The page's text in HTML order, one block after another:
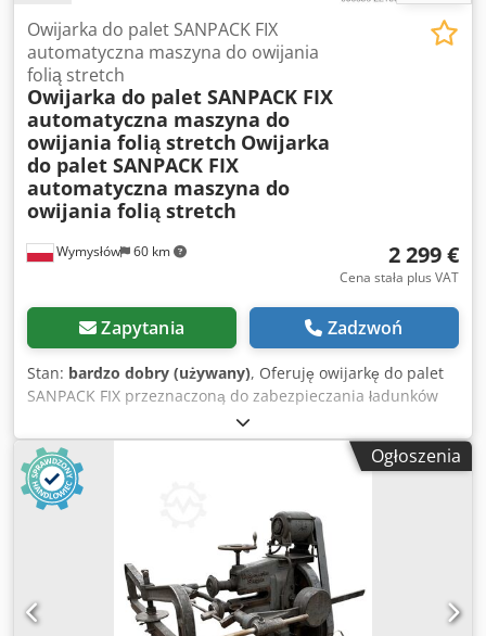
Wymysłów 60 km
Owijarka do palet SANPACK FIX
automatyczna maszyna do owijania
folią stretch
Owijarka do palet SANPACK FIX
automatyczna maszyna do
owijania folią stretch Owijarka
do palet SANPACK FIX
automatyczna maszyna do
owijania folią stretch
2 299 €
Cena stała plus VAT
Zapytania Zadzwoń
Stan: bardzo dobry (używany), Oferuję owijarkę do palet
SANPACK FIX przeznaczoną do zabezpieczania ładunków
folią stretch podczas magazynowania i transportu. Dane
techniczne: Chedpfx Ajzf Rkuokvea Producent: Sanpack
Model: SANPACK FIX Zasilanie: 3×380V + N + PE
Częstotliwość: 50 Hz Moc: 0,55 kW Prąd znamionowy: 2,0 A
Stopień ochrony: IP54 Zalety: Obrotowy stół do palet
Uchwyt na folię stretch Solidna konstrukcja przemysłowa
Sterowanie z panelu operatorskiego Idealna do
magazynów, zakładów produkcyjnych i centrów
logistycznych Stan wizualny zgodny ze zdjęciami. Maszyna
używana.
Ogłoszenia